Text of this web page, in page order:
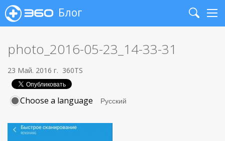
Блог
Search
photo_2016-05-23_14-33-31
23 Май. 2016 г. 360TS
Choose a language